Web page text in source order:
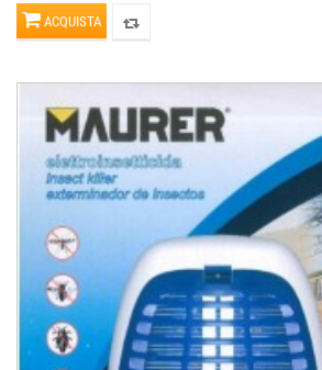
ACQUISTA